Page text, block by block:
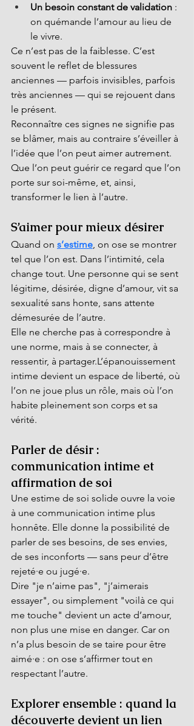
Un besoin constant de validation :
on quémande l’amour au lieu de
le vivre.
Ce n’est pas de la faiblesse. C’est
souvent le reflet de blessures
anciennes — parfois invisibles, parfois
très anciennes — qui se rejouent dans
le présent.
Reconnaître ces signes ne signifie pas
se blâmer, mais au contraire s’éveiller à
l’idée que l’on peut aimer autrement.
Que l’on peut guérir ce regard que l’on
porte sur soi-même, et, ainsi,
transformer le lien à l’autre.
S’aimer pour mieux désirer
Quand on s’estime, on ose se montrer
tel que l’on est. Dans l’intimité, cela
change tout. Une personne qui se sent
légitime, désirée, digne d’amour, vit sa
sexualité sans honte, sans attente
démesurée de l’autre.
Elle ne cherche pas à correspondre à
une norme, mais à se connecter, à
ressentir, à partager.L’épanouissement
intime devient un espace de liberté, où
l’on ne joue plus un rôle, mais où l’on
habite pleinement son corps et sa
vérité.
Parler de désir :
communication intime et
affirmation de soi
Une estime de soi solide ouvre la voie
à une communication intime plus
honnête. Elle donne la possibilité de
parler de ses besoins, de ses envies,
de ses inconforts — sans peur d’être
rejeté·e ou jugé·e.
Dire "je n’aime pas", "j’aimerais
essayer", ou simplement "voilà ce qui
me touche" devient un acte d’amour,
non plus une mise en danger. Car on
n’a plus besoin de se taire pour être
aimé·e : on ose s’affirmer tout en
respectant l’autre.
Explorer ensemble : quand la
découverte devient un lien